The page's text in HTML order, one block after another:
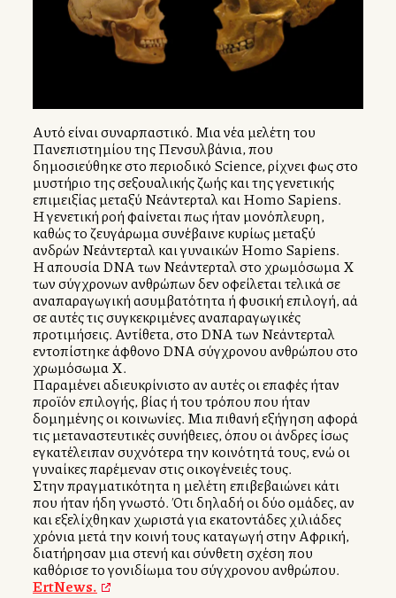
Αυτό είναι συναρπαστικό. Μια νέα μελέτη του
Πανεπιστημίου της Πενσυλβάνια, που
δημοσιεύθηκε στο περιοδικό Science, ρίχνει φως στο
μυστήριο της σεξουαλικής ζωής και της γενετικής
επιμειξίας μεταξύ Νεάντερταλ και Homo Sapiens.
Η γενετική ροή φαίνεται πως ήταν μονόπλευρη,
καθώς το ζευγάρωμα συνέβαινε κυρίως μεταξύ
ανδρών Νεάντερταλ και γυναικών Homo Sapiens.
Η απουσία DNA των Νεάντερταλ στο χρωμόσωμα Χ
των σύγχρονων ανθρώπων δεν οφείλεται τελικά σε
αναπαραγωγική ασυμβατότητα ή φυσική επιλογή, αλλά
σε αυτές τις συγκεκριμένες αναπαραγωγικές
προτιμήσεις. Αντίθετα, στο DNA των Νεάντερταλ
εντοπίστηκε άφθονο DNA σύγχρονου ανθρώπου στο
χρωμόσωμα Χ.
Παραμένει αδιευκρίνιστο αν αυτές οι επαφές ήταν
προϊόν επιλογής, βίας ή του τρόπου που ήταν
δομημένης οι κοινωνίες. Μια πιθανή εξήγηση αφορά
τις μεταναστευτικές συνήθειες, όπου οι άνδρες ίσως
εγκατέλειπαν συχνότερα την κοινότητά τους, ενώ οι
γυναίκες παρέμεναν στις οικογένειές τους.
Στην πραγματικότητα η μελέτη επιβεβαιώνει κάτι
που ήταν ήδη γνωστό. Ότι δηλαδή οι δύο ομάδες, αν
και εξελίχθηκαν χωριστά για εκατοντάδες χιλιάδες
χρόνια μετά την κοινή τους καταγωγή στην Αφρική,
διατήρησαν μια στενή και σύνθετη σχέση που
καθόρισε το γονιδίωμα του σύγχρονου ανθρώπου.
ErtNews.